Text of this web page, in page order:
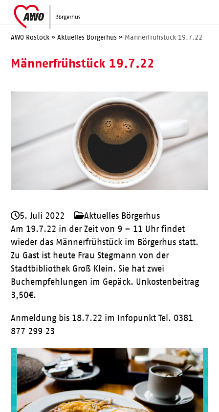
Skip
content
Open
mobile
menu
Close
mobile
menu
AWO Rostock »Aktuelles Börgerhus » Männerfrühstück 19.7.22
Männerfrühstück 19.7.22
5. Juli 2022
Aktuelles Börgerhus
Am 19.7.22 in der Zeit von 9 – 11 Uhr findet
wieder das Männerfrühstück im Börgerhus statt.
Zu Gast ist heute Frau Stegmann von der
Stadtbibliothek Groß Klein. Sie hat zwei
Buchempfehlungen im Gepäck. Unkostenbeitrag
3,50€.
Anmeldung bis 18.7.22 im Infopunkt Tel. 0381
877 299 23